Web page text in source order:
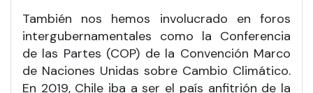
También nos hemos involucrado en foros
intergubernamentales como la Conferencia
de las Partes (COP) de la Convención Marco
de Naciones Unidas sobre Cambio Climático.
En 2019, Chile iba a ser el país anfitrión de la